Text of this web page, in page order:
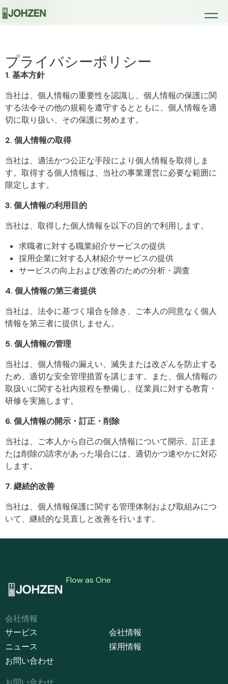
プライバシーポリシー
1. 基本方針
当社は、個人情報の重要性を認識し、個人情報の保護に関
する法令その他の規範を遵守するとともに、個人情報を適
切に取り扱い、その保護に努めます。
2. 個人情報の取得
当社は、適法かつ公正な手段により個人情報を取得しま
す。取得する個人情報は、当社の事業運営に必要な範囲に
限定します。
3. 個人情報の利用目的
当社は、取得した個人情報を以下の目的で利用します。
求職者に対する職業紹介サービスの提供
採用企業に対する人材紹介サービスの提供
サービスの向上および改善のための分析・調査
4. 個人情報の第三者提供
当社は、法令に基づく場合を除き、ご本人の同意なく個人
情報を第三者に提供しません。
5. 個人情報の管理
当社は、個人情報の漏えい、滅失または改ざんを防止する
ため、適切な安全管理措置を講じます。また、個人情報の
取扱いに関する社内規程を整備し、従業員に対する教育・
研修を実施します。
6. 個人情報の開示・訂正・削除
当社は、ご本人から自己の個人情報について開示、訂正ま
たは削除の請求があった場合には、適切かつ速やかに対応
します。
7. 継続的改善
当社は、個人情報保護に関する管理体制および取組みにつ
いて、継続的な見直しと改善を行います。
Flow as One
会社情報
サービス
ニュース
お問い合わせ
会社情報
採用情報